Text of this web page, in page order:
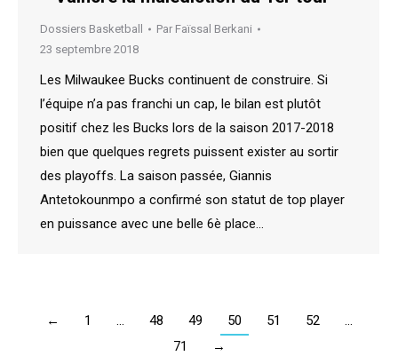
Dossiers Basketball Par Faïssal Berkani
23 septembre 2018
Les Milwaukee Bucks continuent de construire. Si
l’équipe n’a pas franchi un cap, le bilan est plutôt
positif chez les Bucks lors de la saison 2017-2018
bien que quelques regrets puissent exister au sortir
des playoffs. La saison passée, Giannis
Antetokounmpo a confirmé son statut de top player
en puissance avec une belle 6è place…
← 1 … 48 49 50 51 52
…
71
→